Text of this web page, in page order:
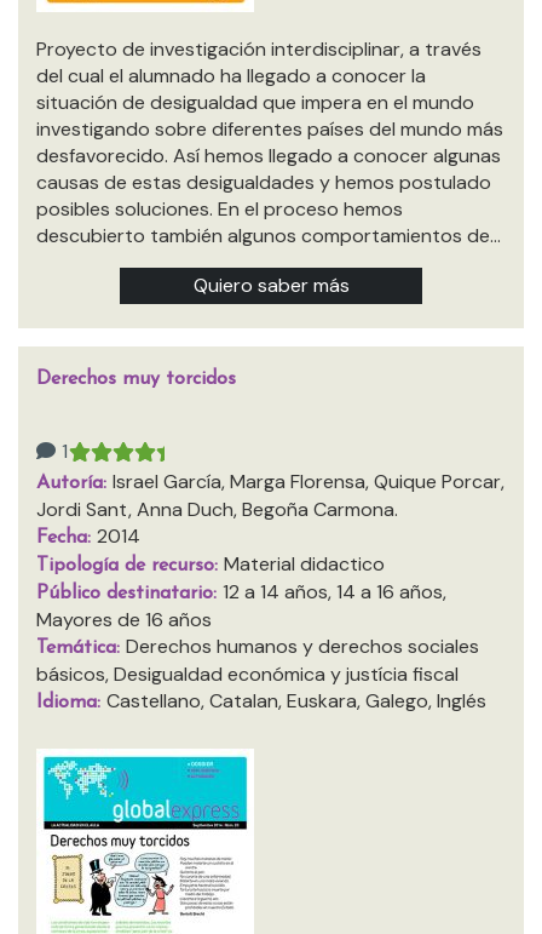
Proyecto de investigación interdisciplinar, a través
del cual el alumnado ha llegado a conocer la
situación de desigualdad que impera en el mundo
investigando sobre diferentes países del mundo más
desfavorecido. Así hemos llegado a conocer algunas
causas de estas desigualdades y hemos postulado
posibles soluciones. En el proceso hemos
descubierto también algunos comportamientos de…
Quiero saber más
Derechos muy torcidos
1
Autoría: Israel García, Marga Florensa, Quique Porcar,
Jordi Sant, Anna Duch, Begoña Carmona.
Fecha: 2014
Tipología de recurso: Material didactico
Público destinatario: 12 a 14 años, 14 a 16 años,
Mayores de 16 años
Temática: Derechos humanos y derechos sociales
básicos, Desigualdad económica y justícia fiscal
Idioma: Castellano, Catalan, Euskara, Galego, Inglés